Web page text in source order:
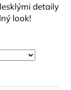
detaily
look!